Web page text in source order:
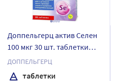
Доппельгерц актив Селен
100 мкг 30 шт. таблетки
массой 761 мг
ДОППЕЛЬГЕРЦ
таблетки